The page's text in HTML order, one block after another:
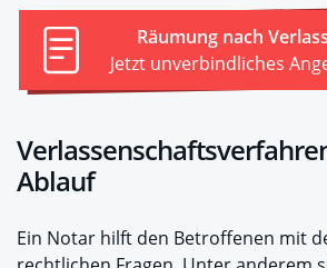
Räumung nach
Jetzt unverbindliches
Ablauf
Ein Notar hilft den Betroffenen mit